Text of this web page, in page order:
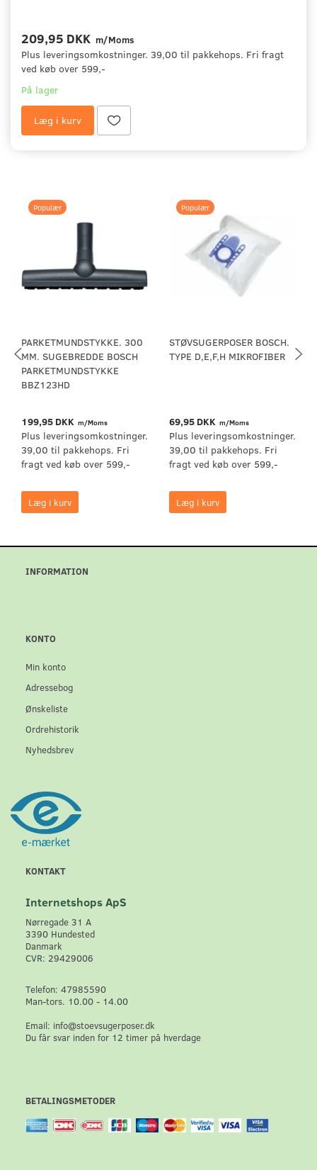
209,95 DKK m/Moms
Plus leveringsomkostninger. 39,00 til pakkehops. Fri fragt
ved køb over 599,-
På lager
Læg i kurv
Populær
PARKETMUNDSTYKKE. 300
MM. SUGEBREDDE BOSCH
PARKETMUNDSTYKKE
BBZ123HD
199,95 DKK m/Moms
Plus leveringsomkostninger.
39,00 til pakkehops. Fri
fragt ved køb over 599,-
Læg i kurv
Populær
STØVSUGERPOSER BOSCH.
TYPE D,E,F,H MIKROFIBER
69,95 DKK m/Moms
Plus leveringsomkostninger.
39,00 til pakkehops. Fri
fragt ved køb over 599,-
Læg i kurv
INFORMATION
KONTO
Min konto
Adressebog
Ønskeliste
Ordrehistorik
Nyhedsbrev
KONTAKT
Internetshops ApS
Nørregade 31 A
3390 Hundested
Danmark
CVR: 29429006
Telefon: 47985590
Man-tors. 10.00 - 14.00
Email: info@stoevsugerposer.dk
Du får svar inden for 12 timer på hverdage
BETALINGSMETODER